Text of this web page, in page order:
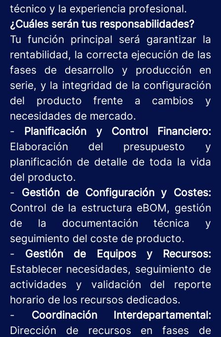
técnico y la experiencia profesional.
¿Cuáles serán tus responsabilidades?
Tu función principal será garantizar la
rentabilidad, la correcta ejecución de las
fases de desarrollo y producción en
serie, y la integridad de la configuración
del producto frente a cambios y
necesidades de mercado.
- Planificación y Control Financiero:
Elaboración del presupuesto y
planificación de detalle de toda la vida
del producto.
- Gestión de Configuración y Costes:
Control de la estructura eBOM, gestión
de la documentación técnica y
seguimiento del coste de producto.
- Gestión de Equipos y Recursos:
Establecer necesidades, seguimiento de
actividades y validación del reporte
horario de los recursos dedicados.
- Coordinación Interdepartamental:
Dirección de recursos en fases de